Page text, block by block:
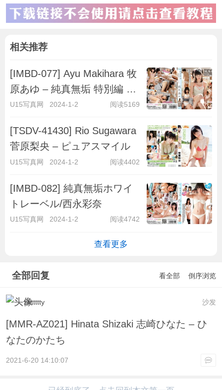
相关推荐
[IMBD-077] Ayu Makihara 牧
原あゆ – 純真無垢 特別編 ～
キラキラ彼女～
U15写真网 2024-1-2 阅读5169
[TSDV-41430] Rio Sugawara
菅原梨央 – ピュアスマイル
U15写真网 2024-1-2 阅读4402
[IMBD-082] 純真無垢ホワイ
トレーベル/西永彩奈
U15写真网 2024-1-2 阅读4742
查看更多
全部回复 看全部 倒序浏览
沙发
zhttttty
[MMR-AZ021] Hinata Shizaki 志崎ひなた – ひ
なたのかたち
2021-6-20 14:10:07